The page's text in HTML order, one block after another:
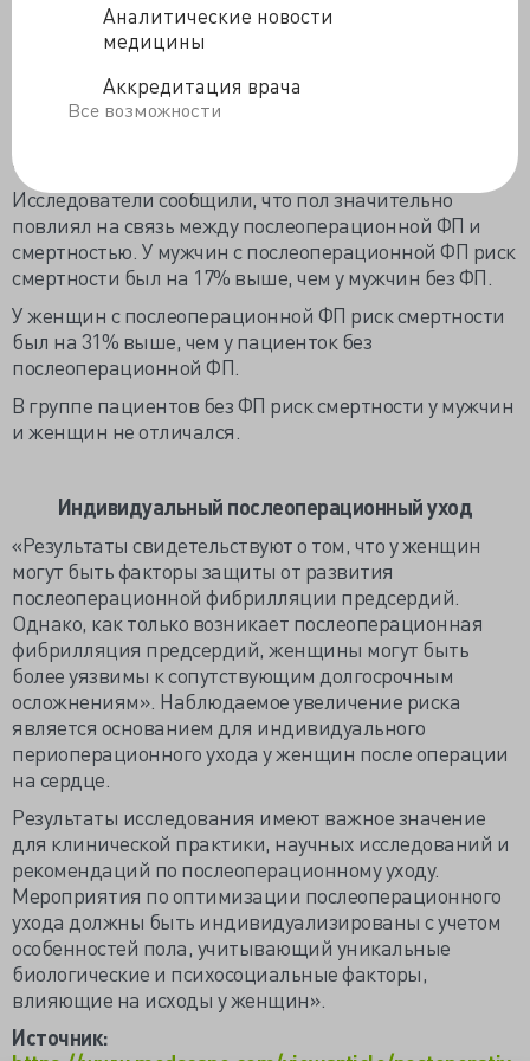
Аналитические новости
медицины
Аккредитация врача
Все возможности
В течение периода наблюдения (до декабря 2022
года) 50,4% женщин и 48,9% мужчин, у которых после
операции развилась ФП, умерли. В группе без
51,1% мужчин.
Исследователи сообщили, что пол значительно
повлиял на связь между послеоперационной ФП и
смертностью. У мужчин с послеоперационной ФП риск
смертности был на 17% выше, чем у мужчин без ФП.
У женщин с послеоперационной ФП риск смертности
был на 31% выше, чем у пациенток без
послеоперационной ФП.
В группе пациентов без ФП риск смертности у мужчин
и женщин не отличался.
Индивидуальный послеоперационный уход
«Результаты свидетельствуют о том, что у женщин
могут быть факторы защиты от развития
послеоперационной фибрилляции предсердий.
Однако, как только возникает послеоперационная
фибрилляция предсердий, женщины могут быть
более уязвимы к сопутствующим долгосрочным
осложнениям». Наблюдаемое увеличение риска
является основанием для индивидуального
периоперационного ухода у женщин после операции
на сердце.
Результаты исследования имеют важное значение
для клинической практики, научных исследований и
рекомендаций по послеоперационному уходу.
Мероприятия по оптимизации послеоперационного
ухода должны быть индивидуализированы с учетом
особенностей пола, учитывающий уникальные
биологические и психосоциальные факторы,
влияющие на исходы у женщин».
Источник: